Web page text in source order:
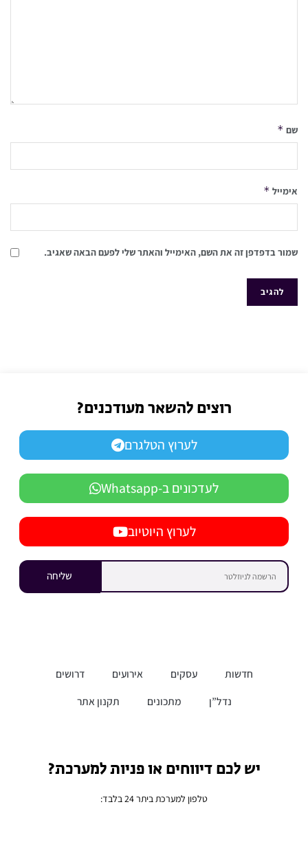
שם *
אימייל *
שמור בדפדפן זה את השם, האימייל והאתר שלי לפעם הבאה שאגיב.
רוצים להשאר מעודכנים?
לערוץ הטלגרם
לעדכונים ב-Whatsapp
לערוץ היוטיוב
שליחה
חדשות עסקים אירועים
דרושים
נדל”ן
מתכונים תקנון אתר
יש לכם דיווחים או פניות למערכת?
טלפון למערכת ביתר 24 בלבד: